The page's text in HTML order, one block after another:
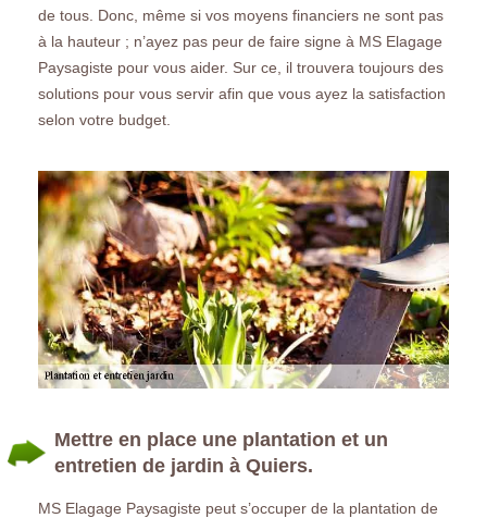
de tous. Donc, même si vos moyens financiers ne sont pas
à la hauteur ; n’ayez pas peur de faire signe à MS Elagage
Paysagiste pour vous aider. Sur ce, il trouvera toujours des
solutions pour vous servir afin que vous ayez la satisfaction
selon votre budget.
Mettre en place une plantation et un
entretien de jardin à Quiers.
MS Elagage Paysagiste peut s’occuper de la plantation de